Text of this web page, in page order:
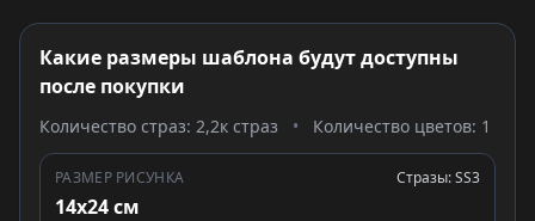
Какие размеры шаблона будут доступны
после покупки
Количество страз: 2,2к страз • Количество цветов: 1
РАЗМЕР РИСУНКА
14x24 см
Стразы: SS3